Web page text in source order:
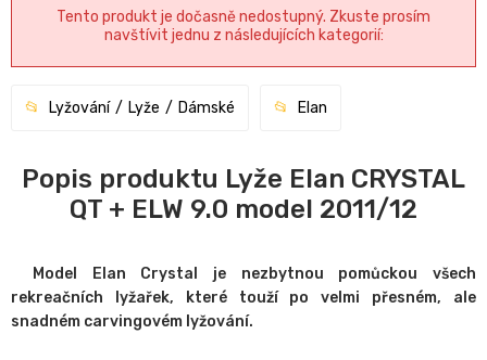
Tento produkt je dočasně nedostupný. Zkuste prosím
navštívit jednu z následujících kategorií:
Lyžování Lyže Dámské Elan
Popis produktu Lyže Elan CRYSTAL
QT + ELW 9.0 model 2011/12
Model Elan Crystal je nezbytnou pomůckou všech
rekreačních lyžařek, které touží po velmi přesném, ale
snadném carvingovém lyžování.